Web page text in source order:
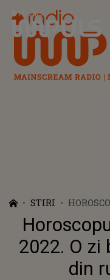
Radio Impuls
STIRI
BUNĂ
ZILNICĂ
2022. O zi
din